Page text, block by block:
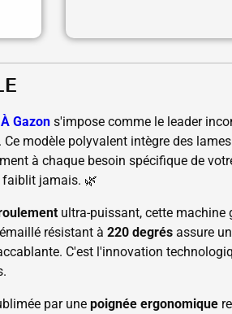
Gazon s'impose comme le leader
Ce modèle polyvalent intègre des
à chaque besoin spécifique de
faiblit jamais. 🌿
ultra-puissant, cette
résistant à 220 degrés assure
C'est l'innovation
par une poignée ergonomique